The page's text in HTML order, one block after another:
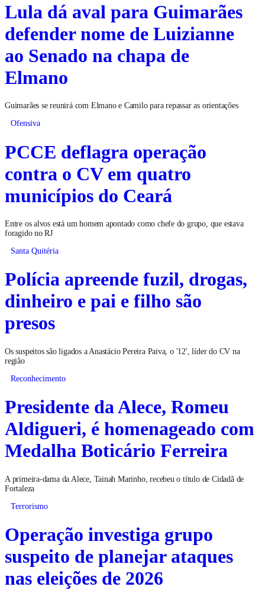
Lula dá aval para Guimarães
defender nome de Luizianne
ao Senado na chapa de
Elmano
Guimarães se reunirá com Elmano e Camilo para repassar as orientações
Ofensiva
PCCE deflagra operação
contra o CV em quatro
municípios do Ceará
Entre os alvos está um homem apontado como chefe do grupo, que estava
foragido no RJ
Santa Quitéria
Polícia apreende fuzil, drogas,
dinheiro e pai e filho são
presos
Os suspeitos são ligados a Anastácio Pereira Paiva, o '12', líder do CV na
região
Reconhecimento
Presidente da Alece, Romeu
Aldigueri, é homenageado com
Medalha Boticário Ferreira
A primeira-dama da Alece, Tainah Marinho, recebeu o título de Cidadã de
Fortaleza
Terrorismo
Operação investiga grupo
suspeito de planejar ataques
nas eleições de 2026